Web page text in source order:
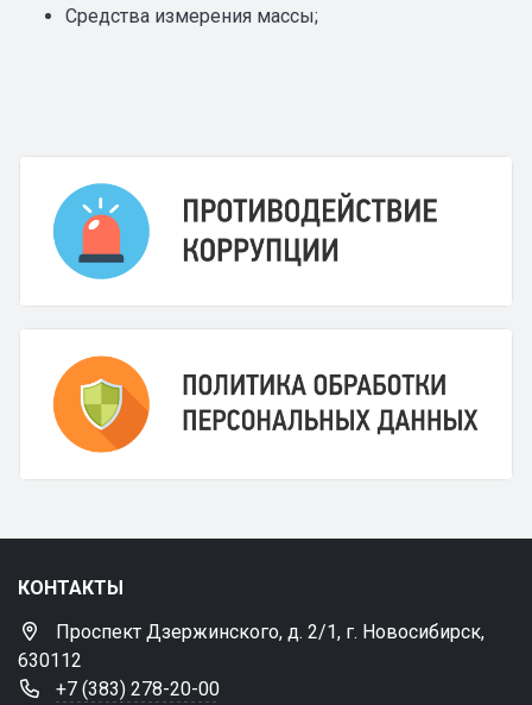
Средства измерения массы;
КОНТАКТЫ
Проспект Дзержинского, д. 2/1, г. Новосибирск,
630112
+7 (383) 278-20-00